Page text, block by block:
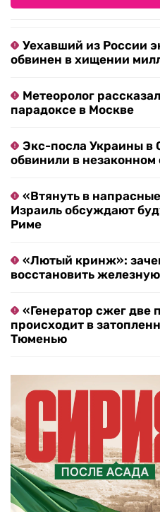
Уехавший из России
обвинен в хищении
Метеоролог
парадоксе в Москве
Экс-посла Украины
обвинили в незаконном
«Втянуть в
Израиль обсуждают
Риме
«Лютый кринж»:
восстановить
«Генератор сжег две
происходит в
Тюменью